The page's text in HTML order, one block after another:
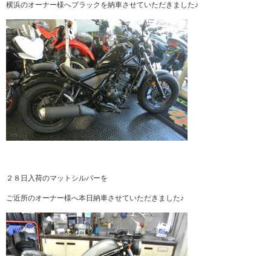
横浜のオーナー様へブラックを納車させていただきました♪
２８日入荷のマットシルバーを
ご近所のオーナー様へ本日納車させていただきました♪